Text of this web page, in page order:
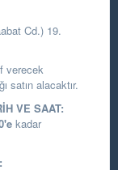
Cd.) 19.
verecek
satın alacaktır.
VE SAAT:
'e kadar